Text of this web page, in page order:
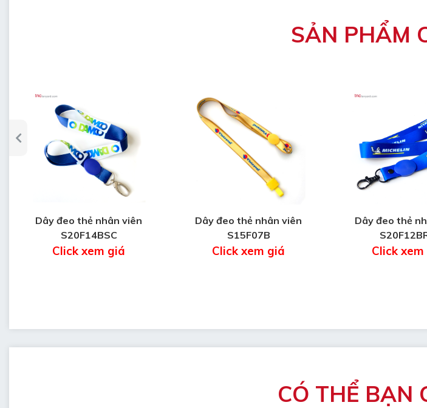
SẢN PHẨM
Dây đeo thẻ nhân viên
S20F14BSC
Click xem giá
Dây đeo thẻ nhân viên
S15F07B
Click xem giá
Dây đeo thẻ
Click
CÓ THỂ BẠN